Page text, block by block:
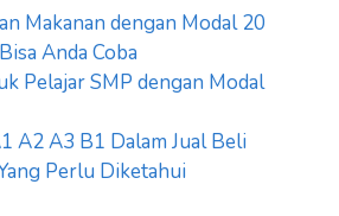
Makanan dengan Modal 20
Anda Coba
Pelajar SMP dengan Modal
A2 A3 B1 Dalam Jual Beli
Perlu Diketahui